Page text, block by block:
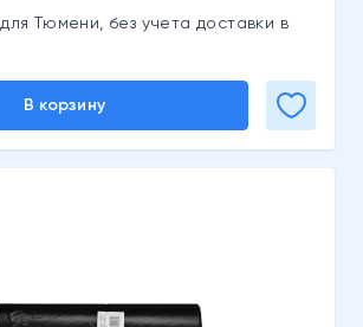
Тюмени, без учета доставки в
В корзину